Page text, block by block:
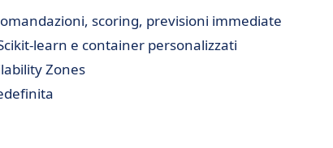
scoring, previsioni immediate
learn e container personalizzati
Zones